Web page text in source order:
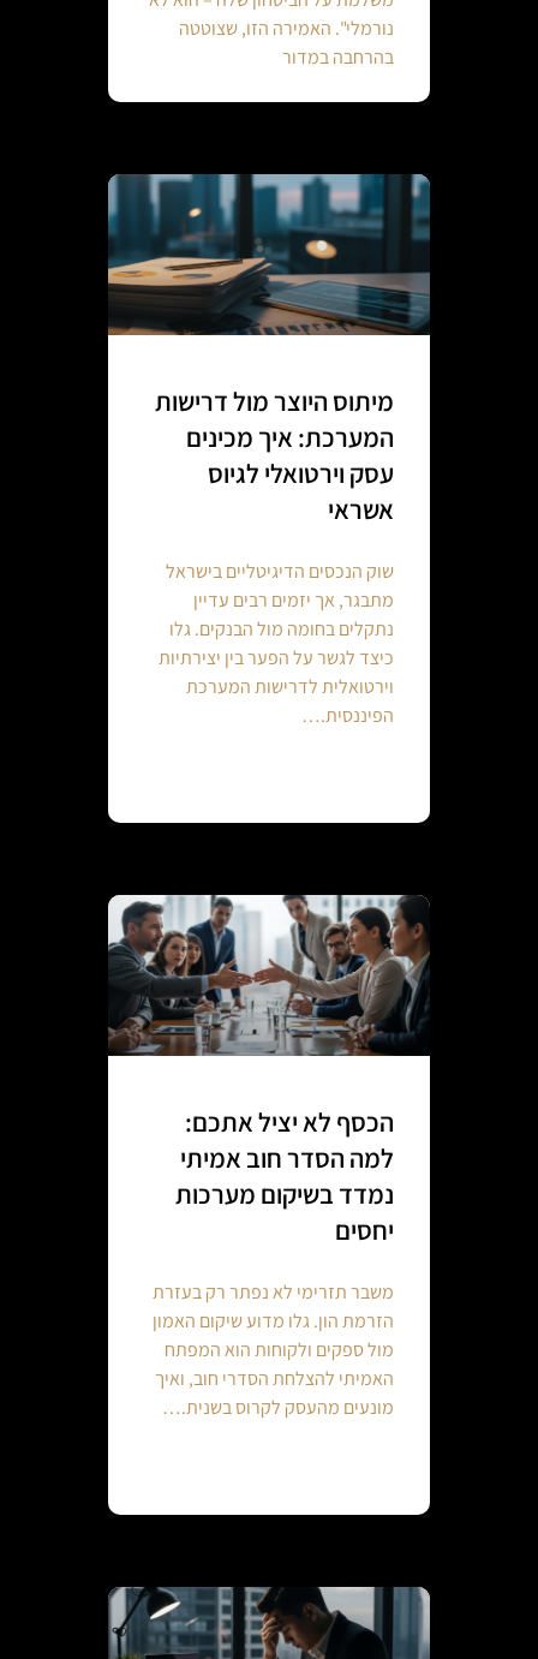
נורמלי". האמירה הזו, שצוטטה
בהרחבה במדור
מיתוס היוצר מול דרישות
המערכת: איך מכינים
עסק וירטואלי לגיוס
אשראי
שוק הנכסים הדיגיטליים בישראל
מתבגר, אך יזמים רבים עדיין
נתקלים בחומה מול הבנקים. גלו
כיצד לגשר על הפער בין יצירתיות
וירטואלית לדרישות המערכת
הפיננסית.…
הכסף לא יציל אתכם:
למה הסדר חוב אמיתי
נמדד בשיקום מערכות
יחסים
משבר תזרימי לא נפתר רק בעזרת
הזרמת הון. גלו מדוע שיקום האמון
מול ספקים ולקוחות הוא המפתח
האמיתי להצלחת הסדרי חוב, ואיך
מונעים מהעסק לקרוס בשנית.…